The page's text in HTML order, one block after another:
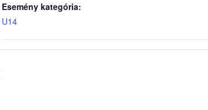
Esemény kategória:
U14